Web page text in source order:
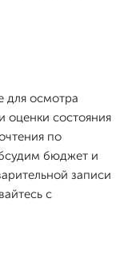
для осмотра
оценки состояния
по
бюджет и
записи
с